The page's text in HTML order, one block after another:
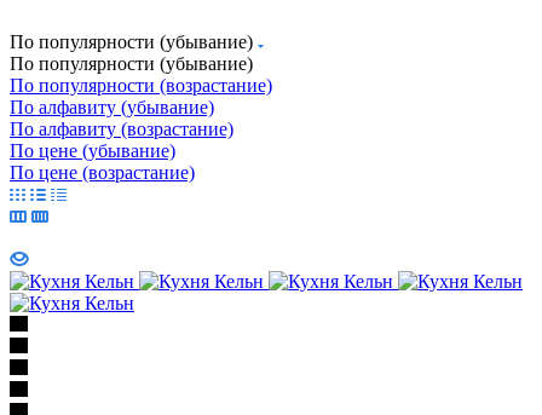
По популярности (убывание)
По популярности (убывание)
По популярности (возрастание)
По алфавиту (убывание)
По алфавиту (возрастание)
По цене (убывание)
По цене (возрастание)